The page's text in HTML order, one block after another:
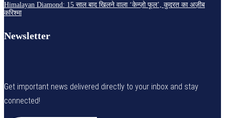
Himalayan Diamond: 15 साल बाद खिलने वाला ‘केन्ज़ो फूल’, कुदरत का अज़ीब
करिश्मा
Newsletter
Get important news delivered directly to your inbox and stay
connected!